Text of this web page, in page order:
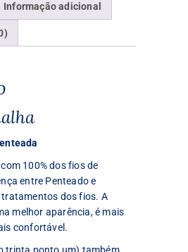
Informação adicional
100% dos fios de
entre Penteado e
dos fios. A
melhor aparência, é mais
confortável.
trinta ponto um) também